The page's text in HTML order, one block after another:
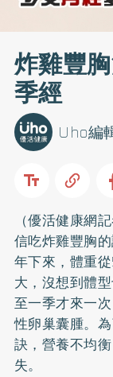
炸雞豐
季經
Uho編
（優活健康網
信吃炸雞豐胸
年下來，體重
大，沒想到體
至一季才來一
性卵巢囊腫。
訣，營養不均
失。